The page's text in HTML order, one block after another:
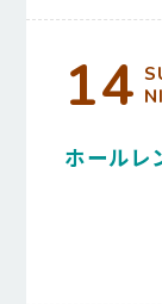
14
ホールレ